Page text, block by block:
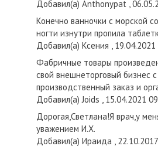
Добавил(а) Anthonypat ,
Конечно ванночки с морской
ногти изнутри пропила
Добавил(а) Ксения ,
Фабричные товары
свой внешнеторговый бизнес
производственный заказ и
Добавил(а) Joids , 15.04.2021
Дорогая,Светлана!Я врач,у
уважением И.Х.
Добавил(а) Ираида ,